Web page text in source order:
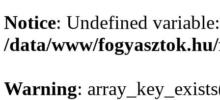
Notice: Undefined
/data/www/
Warning: